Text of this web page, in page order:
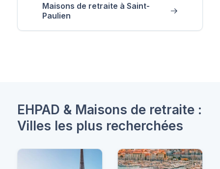
Maisons de retraite à Saint-
Paulien
EHPAD & Maisons de retraite :
Villes les plus recherchées